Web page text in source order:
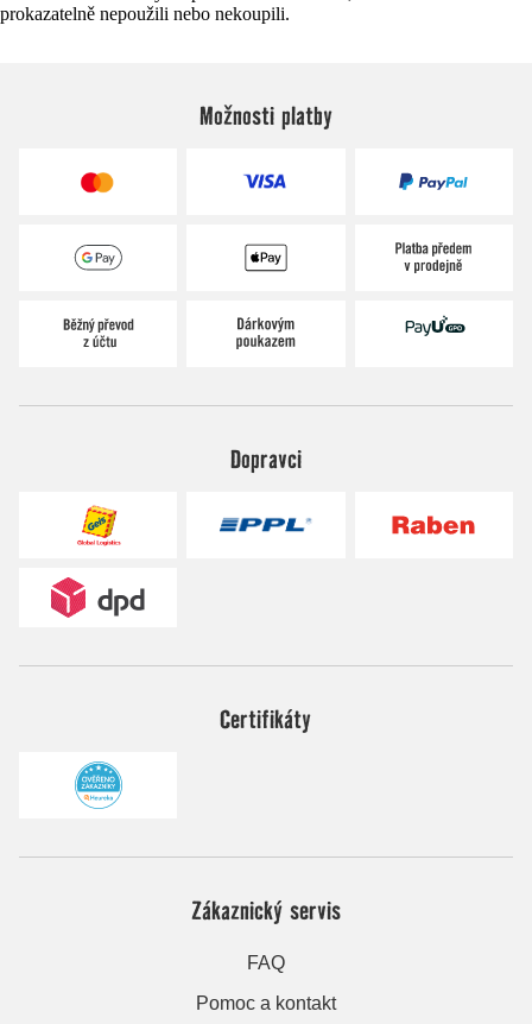
prokazatelně nepoužili nebo nekoupili.
Možnosti platby
Dopravci
Certifikáty
Zákaznický servis
FAQ
Pomoc a kontakt